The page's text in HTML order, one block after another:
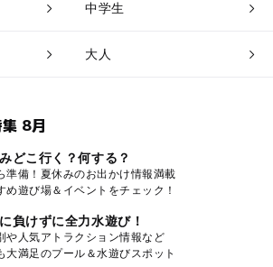
中学生
大人
8月
どこ行く？何する？
準備！夏休みのお出かけ情報満載
め遊び場＆イベントをチェック！
負けずに全力水遊び！
や人気アトラクション情報など
大満足のプール＆水遊びスポット